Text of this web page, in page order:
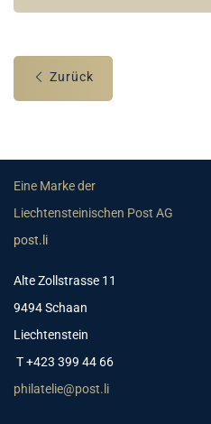
Zurück
Eine Marke der
Liechtensteinischen Post AG
post.li
Alte Zollstrasse 11
9494 Schaan
Liechtenstein
T +423 399 44 66
philatelie@post.li